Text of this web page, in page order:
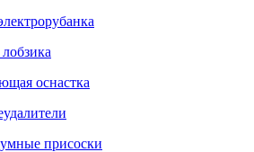
оснастка
присоски